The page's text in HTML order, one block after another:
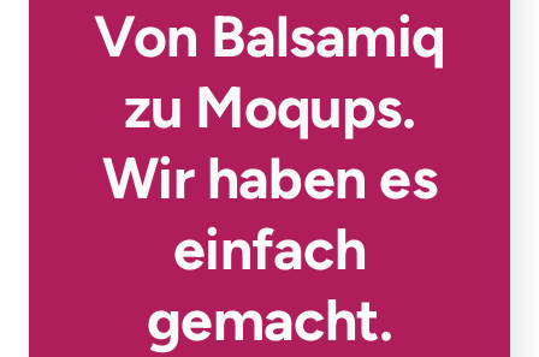
Von Balsamiq
zu Moqups.
Wir haben es
einfach
gemacht.